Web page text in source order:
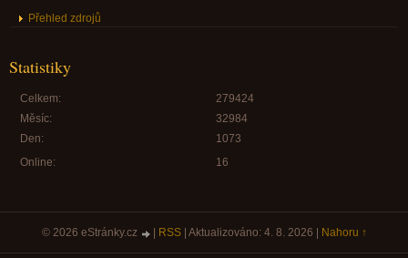
Přehled zdrojů
Statistiky
Online: 16
Celkem:
279424
Měsíc:
32984
Den:
1073
© 2026 eStránky.cz | RSS| Aktualizováno: 4. 8. 2026 | Nahoru ↑